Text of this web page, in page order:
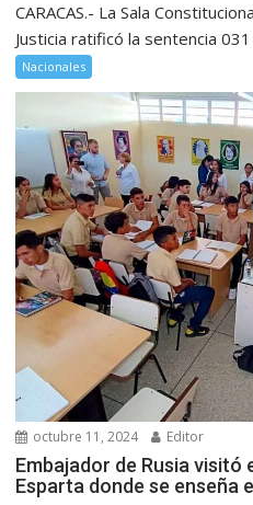
CARACAS.- La Sala
Justicia ratificó la sentencia
Nacionales
octubre 11, 2024 Editor
Embajador de Rusia visitó
Esparta donde se enseña